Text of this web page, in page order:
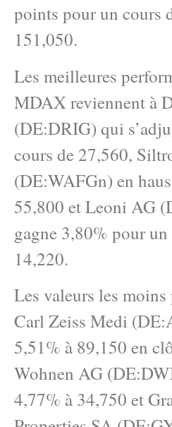
points pour un cours
151,050.
Les meilleures
MDAX reviennent à
(DE:DRIG) qui
cours de 27,560,
(DE:WAFGn) en
55,800 et Leoni AG
gagne 3,80% pour
14,220.
Les valeurs les
Carl Zeiss Medi
5,51% à 89,150 en
Wohnen AG
4,77% à 34,750 et